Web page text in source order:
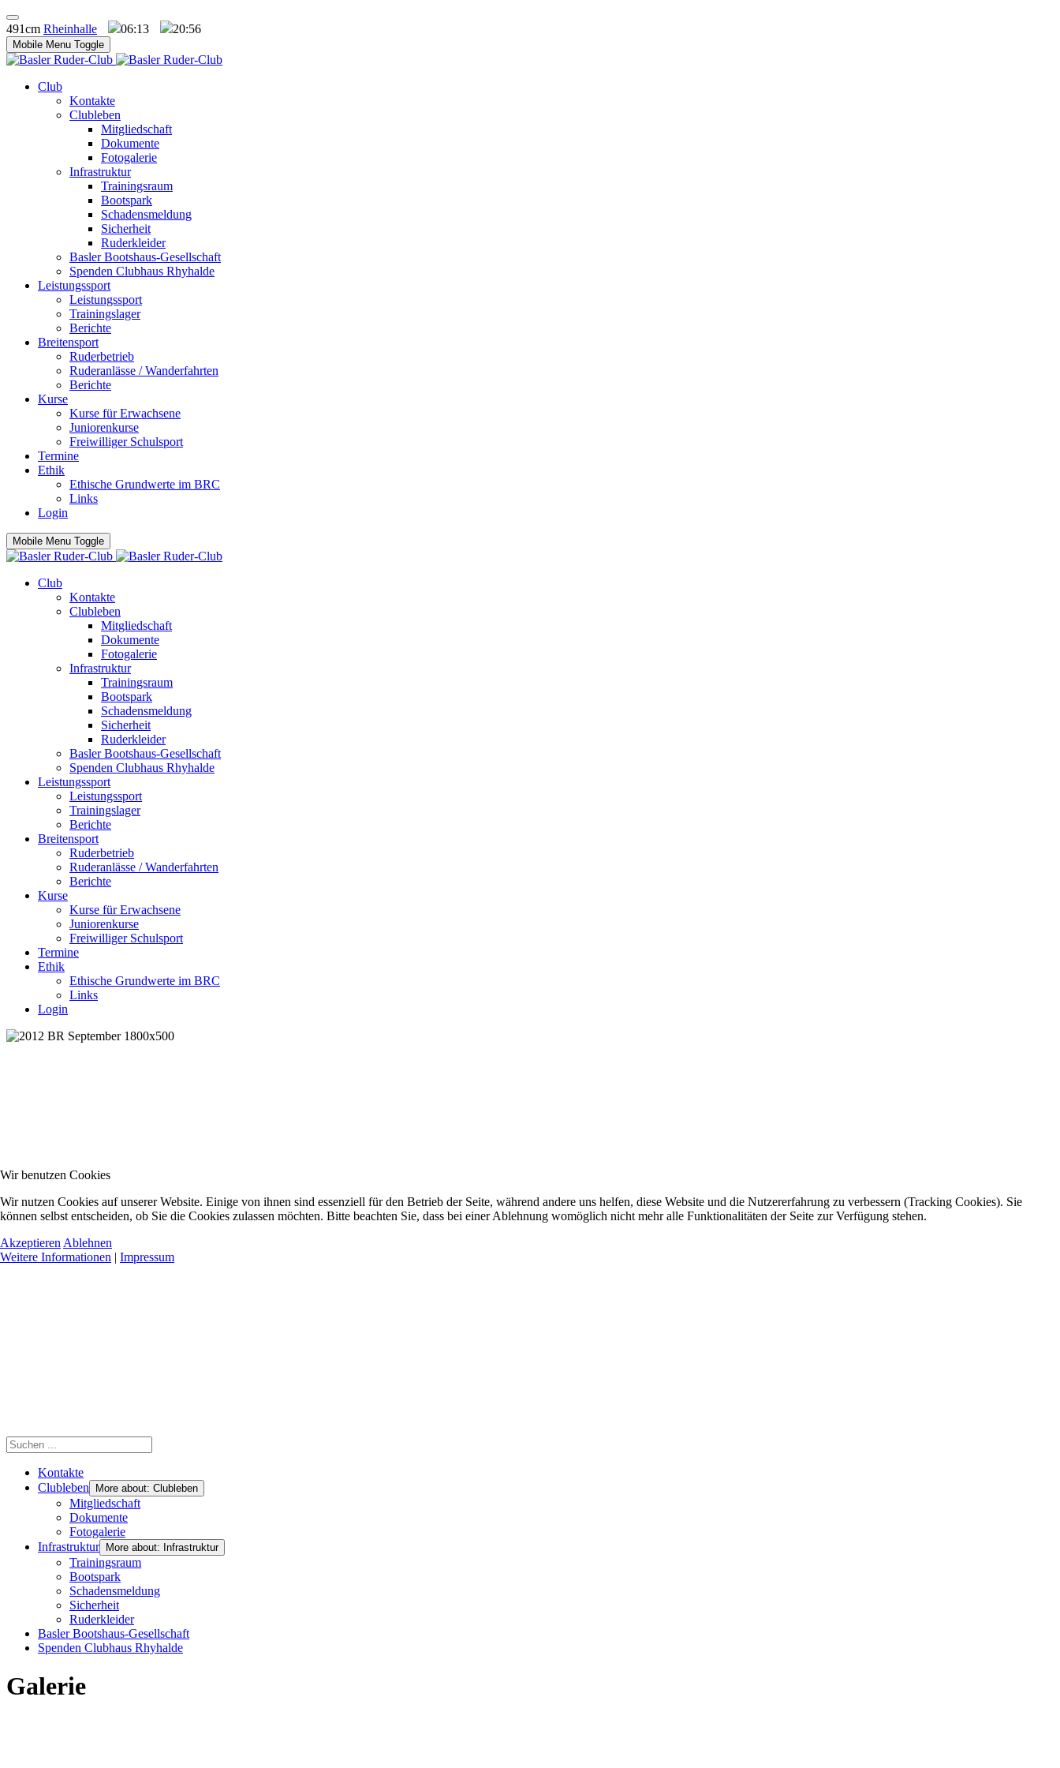
491cm Rheinhalle 06:13 20:56
Mobile Menu Toggle
Club
Kontakte
Clubleben
Mitgliedschaft
Dokumente
Fotogalerie
Infrastruktur
Trainingsraum
Bootspark
Schadensmeldung
Sicherheit
Ruderkleider
Basler Bootshaus-Gesellschaft
Spenden Clubhaus Rhyhalde
Leistungssport
Leistungssport
Trainingslager
Berichte
Breitensport
Ruderbetrieb
Ruderanlässe / Wanderfahrten
Berichte
Kurse
Kurse für Erwachsene
Juniorenkurse
Freiwilliger Schulsport
Termine
Ethik
Ethische Grundwerte im BRC
Links
Login
Mobile Menu Toggle
Club
Kontakte
Clubleben
Mitgliedschaft
Dokumente
Fotogalerie
Infrastruktur
Trainingsraum
Bootspark
Schadensmeldung
Sicherheit
Ruderkleider
Basler Bootshaus-Gesellschaft
Spenden Clubhaus Rhyhalde
Leistungssport
Leistungssport
Trainingslager
Berichte
Breitensport
Ruderbetrieb
Ruderanlässe / Wanderfahrten
Berichte
Kurse
Kurse für Erwachsene
Juniorenkurse
Freiwilliger Schulsport
Termine
Ethik
Ethische Grundwerte im BRC
Links
Login
Kontakte
Clubleben
More about: Clubleben
Mitgliedschaft
Dokumente
Fotogalerie
Infrastruktur
More about: Infrastruktur
Trainingsraum
Bootspark
Schadensmeldung
Sicherheit
Ruderkleider
Basler Bootshaus-Gesellschaft
Spenden Clubhaus Rhyhalde
Galerie
Wir benutzen Cookies
Wir nutzen Cookies auf unserer Website. Einige von ihnen sind essenziell für den Betrieb der Seite, während andere uns helfen, diese Website und die Nutzererfahrung zu verbessern (Tracking Cookies). Sie
können selbst entscheiden, ob Sie die Cookies zulassen möchten. Bitte beachten Sie, dass bei einer Ablehnung womöglich nicht mehr alle Funktionalitäten der Seite zur Verfügung stehen.
Akzeptieren Ablehnen
Weitere Informationen | Impressum